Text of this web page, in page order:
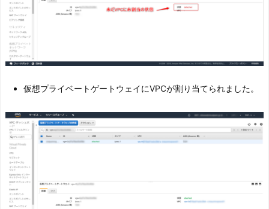
仮想プライベートゲートウェイにVPCが割り当てられました。